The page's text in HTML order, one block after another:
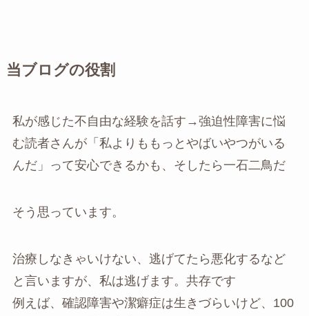
当ブログの役割
私が感じた不自由な経験を話す→強迫性障害に悩
む読者さんが「私よりももっとやばいやつがいる
んだ」って安心できるかも、そしたら一石二鳥だ
そう思っています。
治療しなきゃいけない、逃げてたら悪化するなど
と言いますが、私は逃げます。共存です
例えば、確認障害や潔癖症は生きづらいけど、100